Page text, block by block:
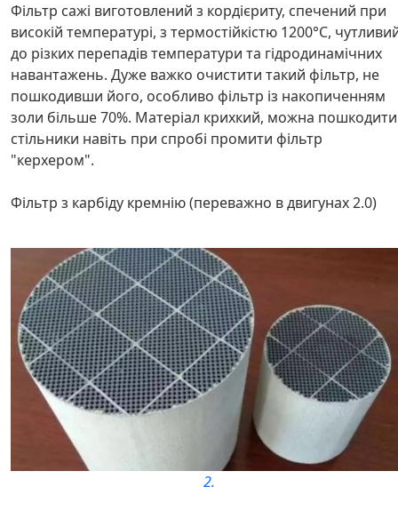
Фільтр сажі виготовлений з кордієриту, спечений при
високій температурі, з термостійкістю 1200°С,
до різких перепадів температури та гідродинамічних
навантажень. Дуже важко очистити такий фільтр, не
пошкодивши його, особливо фільтр із накопиченням
золи більше 70%. Матеріал крихкий, можна пошкодити
стільники навіть при спробі промити фільтр
"керхером".
Фільтр з карбіду кремнію (переважно в двигунах 2.0)
2.